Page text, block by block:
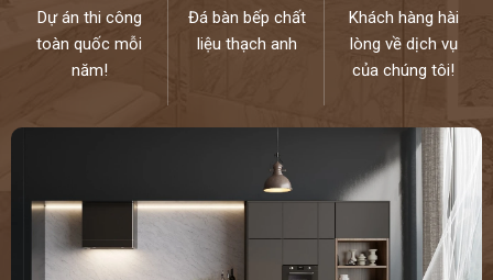
Dự án thi công
toàn quốc mỗi
năm!
Đá bàn bếp chất
liệu thạch anh
Khách hàng hài
lòng về dịch vụ
của chúng tôi!